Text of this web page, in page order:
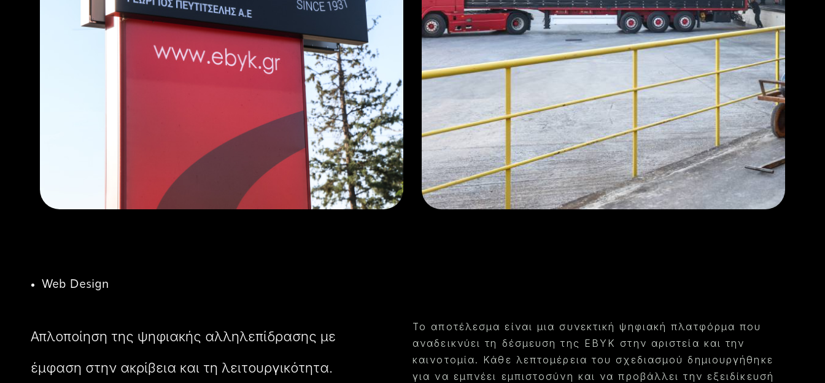
Web Design
Απλοποίηση της ψηφιακής αλληλεπίδρασης με
έμφαση στην ακρίβεια και τη λειτουργικότητα.
Το αποτέλεσμα είναι μια συνεκτική ψηφιακή πλατφόρμα που
αναδεικνύει τη δέσμευση της EBYK στην αριστεία και την
καινοτομία. Κάθε λεπτομέρεια του σχεδιασμού δημιουργήθηκε
για να εμπνέει εμπιστοσύνη και να προβάλλει την εξειδίκευσή